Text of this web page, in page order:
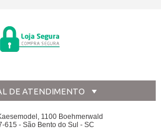
DE ATENDIMENTO
1100 Boehmerwald
615 - São Bento do Sul - SC